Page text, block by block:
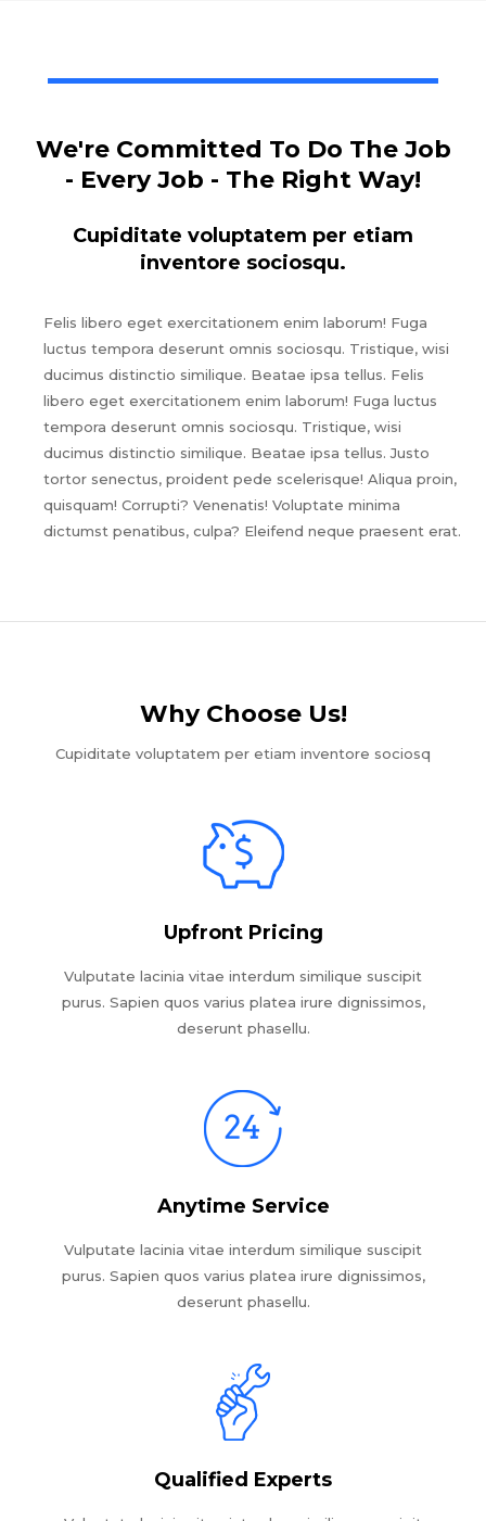
We're Committed To Do The Job
- Every Job - The Right Way!
Cupiditate voluptatem per etiam
inventore sociosqu.
Felis libero eget exercitationem enim laborum! Fuga
luctus tempora deserunt omnis sociosqu. Tristique, wisi
ducimus distinctio similique. Beatae ipsa tellus. Felis
libero eget exercitationem enim laborum! Fuga luctus
tempora deserunt omnis sociosqu. Tristique, wisi
ducimus distinctio similique. Beatae ipsa tellus. Justo
tortor senectus, proident pede scelerisque! Aliqua proin,
quisquam! Corrupti? Venenatis! Voluptate minima
dictumst penatibus, culpa? Eleifend neque praesent erat.
Why Choose Us!​
Cupiditate voluptatem per etiam inventore sociosq
Upfront Pricing
Vulputate lacinia vitae interdum similique suscipit
purus. Sapien quos varius platea irure dignissimos,
deserunt phasellu.
Anytime Service
Vulputate lacinia vitae interdum similique suscipit
purus. Sapien quos varius platea irure dignissimos,
deserunt phasellu.
Qualified Experts